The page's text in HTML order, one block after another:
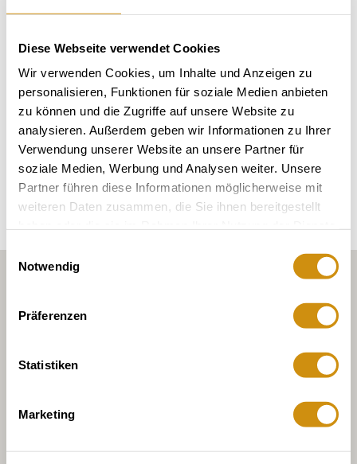
Diese Webseite verwendet Cookies
Wir verwenden Cookies, um Inhalte und Anzeigen zu
personalisieren, Funktionen für soziale Medien anbieten
zu können und die Zugriffe auf unsere Website zu
analysieren. Außerdem geben wir Informationen zu Ihrer
Verwendung unserer Website an unsere Partner für
soziale Medien, Werbung und Analysen weiter. Unsere
Partner führen diese Informationen möglicherweise mit
weiteren Daten zusammen, die Sie ihnen bereitgestellt
Einwilligungsauswahl
Notwendig
Präferenzen
Statistiken
Marketing
grondsoorten
MERGEL / PELOSOL
Verken de omgeving